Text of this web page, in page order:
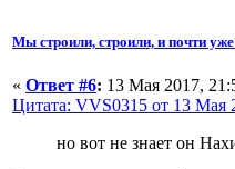
Мы строили, строили, и почти уже
« Ответ #6: 13 Мая 2017,
Цитата: VVS0315 от 13 Мая
но вот не знает он